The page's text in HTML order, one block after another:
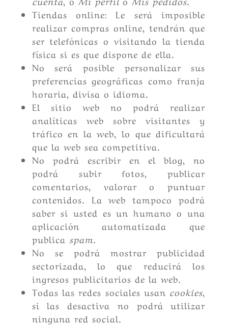
Tiendas online: Le será imposible
realizar compras online, tendrán que
ser telefónicas o visitando la tienda
física si es que dispone de ella.
No será posible personalizar sus
preferencias geográficas como franja
horaria, divisa o idioma.
El sitio web no podrá realizar
analíticas web sobre visitantes y
tráfico en la web, lo que dificultará
que la web sea competitiva.
No podrá escribir en el blog, no
podrá subir fotos, publicar
comentarios, valorar o puntuar
contenidos. La web tampoco podrá
saber si usted es un humano o una
aplicación automatizada que
publica spam
No se podrá mostrar publicidad
sectorizada, lo que reducirá los
ingresos publicitarios de la web.
Todas las redes sociales usan cookies,
si las desactiva no podrá utilizar
ninguna red social.